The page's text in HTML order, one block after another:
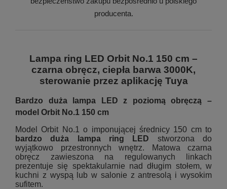
producenta.
Lampa ring LED Orbit No.1 150 cm –
czarna obręcz, ciepła barwa 3000K,
sterowanie przez aplikację Tuya
Bardzo duża lampa LED z poziomą obręczą –
model Orbit No.1 150 cm
Model Orbit No.1 o imponującej średnicy 150 cm to
bardzo duża lampa ring LED stworzona do
wyjątkowo przestronnych wnętrz. Matowa czarna
obręcz zawieszona na regulowanych linkach
prezentuje się spektakularnie nad długim stołem, w
kuchni z wyspą lub w salonie z antresolą i wysokim
sufitem.